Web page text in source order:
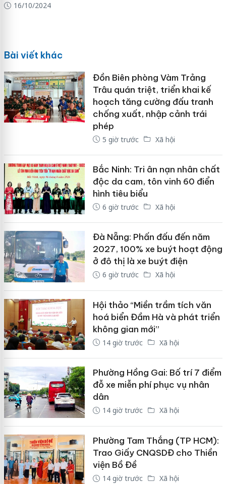
16/10/2024
Bài viết khác
Đồn Biên phòng Vàm Trảng
Trâu quán triệt, triển khai kế
hoạch tăng cường đấu tranh
chống xuất, nhập cảnh trái
phép
5 giờ trước Xã hội
Bắc Ninh: Tri ân nạn nhân chất
độc da cam, tôn vinh 60 điển
hình tiêu biểu
6 giờ trước Xã hội
Đà Nẵng: Phấn đấu đến năm
2027, 100% xe buýt hoạt động
ở đô thị là xe buýt điện
6 giờ trước Xã hội
Hội thảo “Miền trầm tích văn
hoá biển Đầm Hà và phát triển
không gian mới”
14 giờ trước Xã hội
Phường Hồng Gai: Bố trí 7 điểm
đỗ xe miễn phí phục vụ nhân
dân
14 giờ trước Xã hội
Phường Tam Thắng (TP HCM):
Trao Giấy CNQSDĐ cho Thiền
viện Bồ Đề
14 giờ trước Xã hội